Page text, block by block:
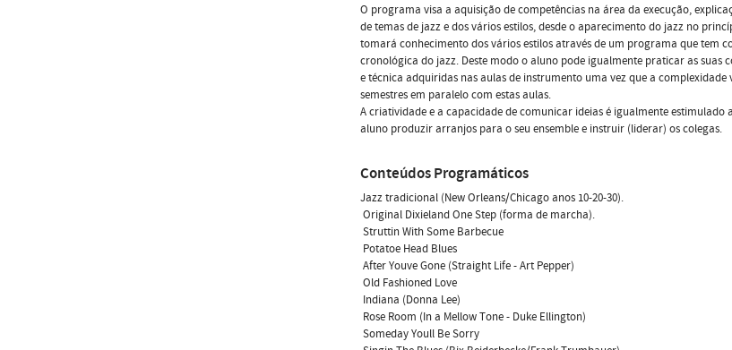
O programa visa a aquisição de competências na área da execução,
de temas de jazz e dos vários estilos, desde o aparecimento do jazz no
tomará conhecimento dos vários estilos através de um programa que tem
cronológica do jazz. Deste modo o aluno pode igualmente praticar as suas
e técnica adquiridas nas aulas de instrumento uma vez que a
semestres em paralelo com estas aulas.
A criatividade e a capacidade de comunicar ideias é igualmente
aluno produzir arranjos para o seu ensemble e instruir (liderar) os colegas.
Conteúdos Programáticos
Jazz tradicional (New Orleans/Chicago anos 10-20-30).
 Original Dixieland One Step (forma de marcha).
 Struttin With Some Barbecue
 Potatoe Head Blues
 After Youve Gone (Straight Life - Art Pepper)
 Old Fashioned Love
 Indiana (Donna Lee)
 Rose Room (In a Mellow Tone - Duke Ellington)
 Someday Youll Be Sorry